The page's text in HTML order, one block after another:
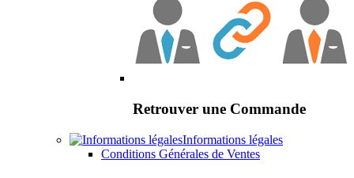
Retrouver une Commande
Informations légales
Conditions Générales de Ventes